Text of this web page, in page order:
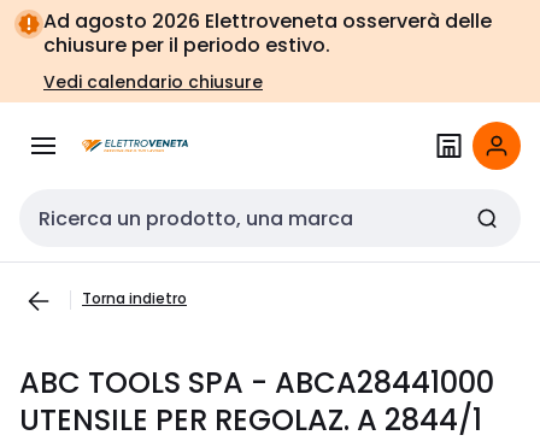
Vai alla
navigazione
Vai
alla
pagina
Ad agosto 2026 Elettroveneta osserverà delle
chiusure per il periodo estivo.
Vedi calendario chiusure
Cerca input
Torna indietro
ABC TOOLS SPA - ABCA28441000
UTENSILE PER REGOLAZ. A 2844/1